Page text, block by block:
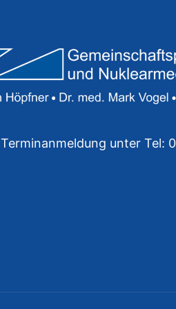
Terminanmeldung unter Tel: